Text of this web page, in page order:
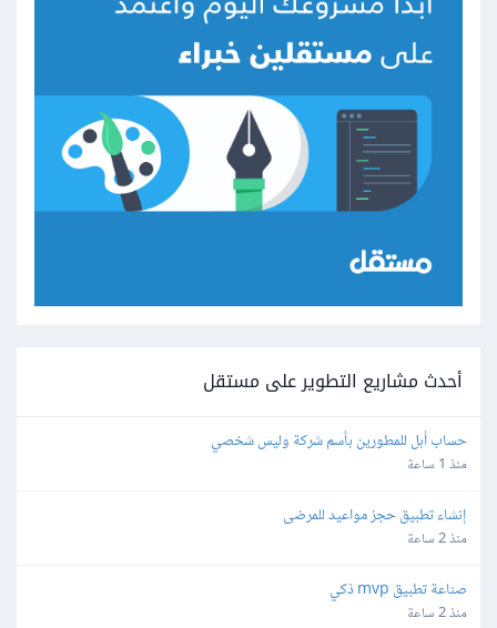
أحدث مشاريع التطوير على مستقل
حساب أبل للمطورين بأسم شركة وليس شخصي
منذ 1 ساعة
إنشاء تطبيق حجز مواعيد للمرضى
منذ 2 ساعة
صناعة تطبيق mvp ذكي
منذ 2 ساعة